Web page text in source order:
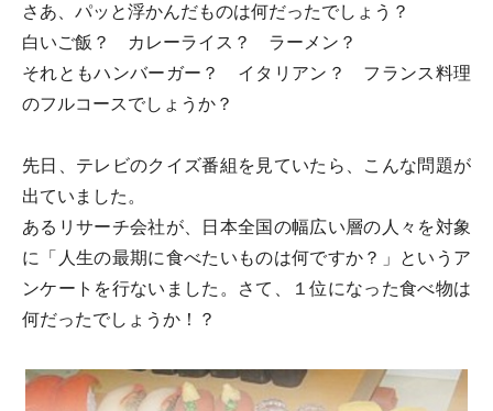
さあ、パッと浮かんだものは何だったでしょう？
白いご飯？ カレーライス？ ラーメン？
それともハンバーガー？ イタリアン？ フランス料理
のフルコースでしょうか？
先日、テレビのクイズ番組を見ていたら、こんな問題が
出ていました。
あるリサーチ会社が、日本全国の幅広い層の人々を対象
に「人生の最期に食べたいものは何ですか？」というア
ンケートを行ないました。さて、１位になった食べ物は
何だったでしょうか！？